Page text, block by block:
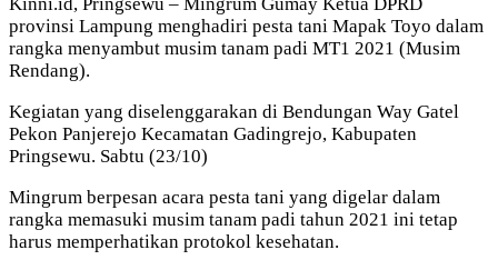
provinsi Lampung menghadiri pesta tani Mapak Toyo dalam
rangka menyambut musim tanam padi MT1 2021 (Musim
Rendang).
Kegiatan yang diselenggarakan di Bendungan Way Gatel
Pekon Panjerejo Kecamatan Gadingrejo, Kabupaten
Pringsewu. Sabtu (23/10)
Mingrum berpesan acara pesta tani yang digelar dalam
rangka memasuki musim tanam padi tahun 2021 ini tetap
harus memperhatikan protokol kesehatan.